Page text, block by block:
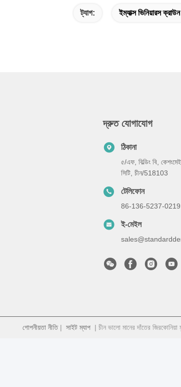
ট্যাগ: ইম্যাক্স ভিনিয়ারস ক্রাউন
দ্রুত যোগাযোগ
ঠিকানা
৫/এফ, বিল্ডিং বি,
সিটি, চীন/518103
টেলিফোন
86-136-5237-0219
ই-মেইল
গোপনীয়তা নীতি| সাইট ম্যাপ | চীন ভালো মানের দাঁতের